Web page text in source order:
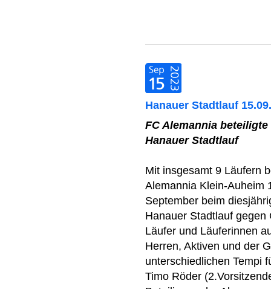
Hanauer Stadtlauf
FC Alemannia
Hanauer Stadtlauf
Mit insgesamt 9 Läufern
Alemannia Klein-Auheim
September beim
Hanauer Stadtlauf gegen
Läufer und Läuferinnen
Herren, Aktiven und der
unterschiedlichen Tempi
Timo Röder